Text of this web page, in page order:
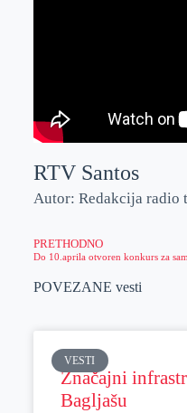
RTV Santos
Autor: Redakcija radio
PRETHODNO
POVEZANE vesti
VESTI
Značajni
Bagljašu